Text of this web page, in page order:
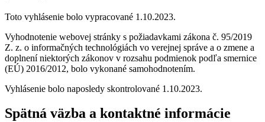
Toto vyhlásenie bolo vypracované 1.10.2023.
Vyhodnotenie webovej stránky s požiadavkami zákona č. 95/2019
Z. z. o informačných technológiách vo verejnej správe a o zmene a
doplnení niektorých zákonov v rozsahu podmienok podľa smernice
(EÚ) 2016/2012, bolo vykonané samohodnotením.
Vyhlásenie bolo naposledy skontrolované 1.10.2023.
Spätná väzba a kontaktné informácie